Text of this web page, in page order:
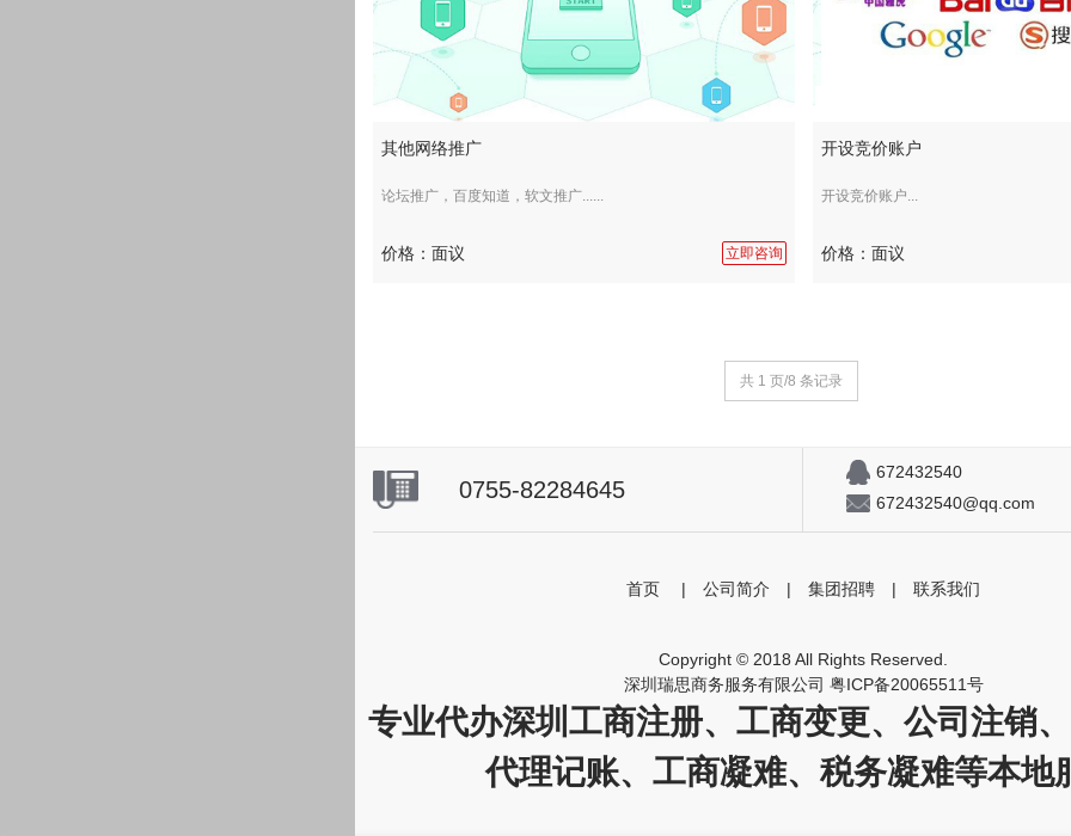
其他网络推广
论坛推广，百度知道，软文推广......
价格：面议 立即咨询
开设竞价账户
开设竞价账户...
价格：面议
共 1 页/8 条记录
0755-82284645
672432540
672432540@qq.com
首页 | 公司简介 | 集团招聘 | 联系我们
Copyright © 2018 All Rights Reserved.
深圳瑞思商务服务有限公司 粤ICP备20065511号
专业代办深圳工商注册、工商变更、公司注销
代理记账、工商凝难、税务凝难等本地